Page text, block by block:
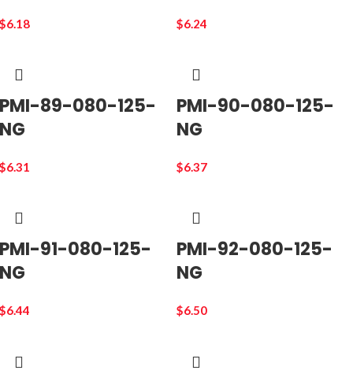
$6.18 $6.24
PMI-89-080-125-
NG
$6.31
PMI-90-080-125-
NG
$6.37
PMI-91-080-125-
NG
$6.44
PMI-92-080-125-
NG
$6.50